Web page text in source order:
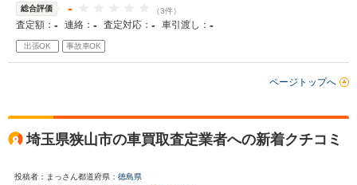
総合評価 - （3件）
査定額： - 連絡： - 査定対応： - 車引渡し： -
出張OK 事故車OK
ページトップへ
埼玉県狭山市の車買取査定業者への新着クチコミ
投稿者：まっさん都道府県： 徳島県